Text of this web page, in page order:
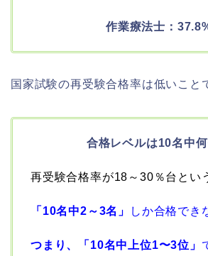
作業療法士：
国家試験の再受験合格率は低いこと
合格レベルは10名中何
再受験合格率が18～30％台とい
「 10名中2～3名」 しか合格でき
つまり、「10名中上位1〜3位」